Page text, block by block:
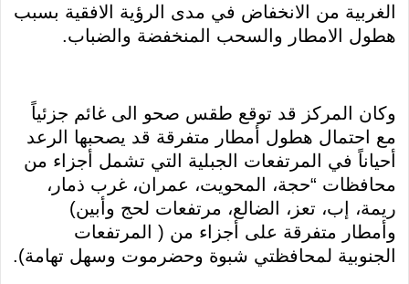
الغربية من الانخفاض في مدى الرؤية الافقية بسبب
هطول الامطار والسحب المنخفضة والضباب.
وكان المركز قد توقع طقس صحو الى غائم جزئياً
مع احتمال هطول أمطار متفرقة قد يصحبها الرعد
أحياناً في المرتفعات الجبلية التي تشمل أجزاء من
محافظات “حجة، المحويت، عمران، غرب ذمار،
ريمة، إب، تعز، الضالع، مرتفعات لحج وأبين)
وأمطار متفرقة على أجزاء من ( المرتفعات
الجنوبية لمحافظتي شبوة وحضرموت وسهل تهامة).